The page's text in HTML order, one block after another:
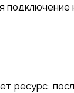
подключение
ресурс: